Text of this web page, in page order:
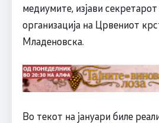
медиумите, изјави
организација на Црвениот
Младеновска.
Во текот на јануари биле